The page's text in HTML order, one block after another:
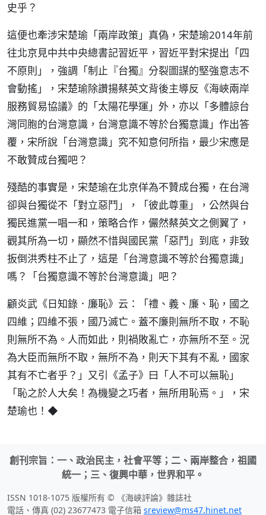
史乎？
這便也牽涉宋楚瑜「兩岸政策」真偽，宋楚瑜2014年前
往北京見中共中央總書記習近平，習近平對宋提出「四
不原則」，強調「制止『台獨』分裂圖謀的堅強意志不
會動搖」，宋楚瑜除讚揚蔡英文背後主導反《海峽兩岸
服務貿易協議》的「太陽花學運」外，亦以「多體諒台
灣同胞的台灣意識，台灣意識不等於台獨意識」作出答
覆，宋所說「台灣意識」究不知意何所指，最少宋應是
不敢贊成台獨吧？
殘酷的事實是，宋楚瑜在北京佯為不贊成台獨，在台灣
卻與台獨從不「對立惡鬥」，「彼此尊重」，公然與台
獨民進黨一唱一和，策略合作，儼然蔡英文之側翼了，
觀其所為一切，顯然不惜與國民黨「惡鬥」到底，非致
扳倒洪秀柱不止了，這是「台灣意識不等於台獨意識」
嗎？「台獨意識不等於台灣意識」吧？
顧炎武《日知錄．廉恥》云：「禮、義、廉、恥，國之
四維；四維不張，國乃滅亡。蓋不廉則無所不取，不恥
則無所不為。人而如此，則禍敗亂亡，亦無所不至。況
為大臣而無所不取，無所不為，則天下其有不亂，國家
其有不亡者乎？」又引《孟子》曰「人不可以無恥」
「恥之於人大矣！為機變之巧者，無所用恥焉。」，宋
楚瑜也！◆
創刊宗旨：一、政治民主，社會平等；二、兩岸整合，祖國
統一；三、復興中華，世界和平。
ISSN 1018-1075 版權所有 © 《海峽評論》雜誌社
電話、傳真 (02) 23677473 電子信箱 sreview@ms47.hinet.net